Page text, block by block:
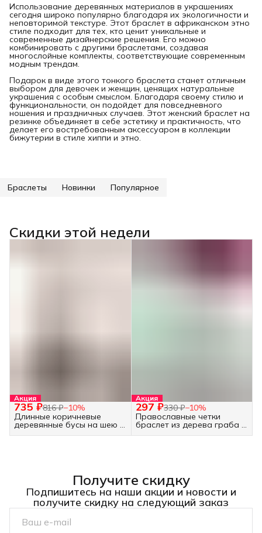
Использование деревянных материалов в украшениях
сегодня широко популярно благодаря их экологичности и
неповторимой текстуре. Этот браслет в африканском этно
стиле подходит для тех, кто ценит уникальные и
современные дизайнерские решения. Его можно
комбинировать с другими браслетами, создавая
многослойные комплекты, соответствующие современным
модным трендам.
Подарок в виде этого тонкого браслета станет отличным
выбором для девочек и женщин, ценящих натуральные
украшения с особым смыслом. Благодаря своему стилю и
функциональности, он подойдет для повседневного
ношения и праздничных случаев. Этот женский браслет на
резинке объединяет в себе эстетику и практичность, что
делает его востребованным аксессуаром в коллекции
бижутерии в стиле хиппи и этно.
Браслеты Новинки Популярное
Скидки этой недели
Акция
735 ₽816 ₽−10%
Длинные коричневые
деревянные бусы на шею -
Акция
297 ₽330 ₽−10%
Православные четки
браслет из дерева граба -
Получите скидку
Подпишитесь на наши акции и новости и
получите скидку на следующий заказ